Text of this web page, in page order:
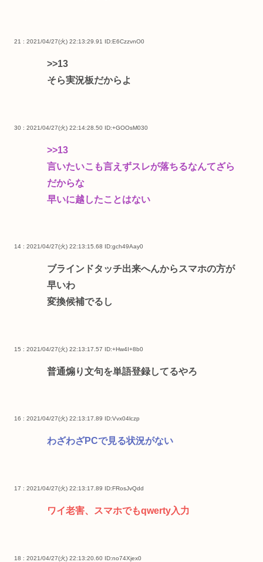
21 : 2021/04/27(火) 22:13:29.91 ID:E6CzzvnO0
>>13
そら実況板だからよ
30 : 2021/04/27(火) 22:14:28.50 ID:+GOOsM030
>>13
言いたいこも言えずスレが落ちるなんてざら
だからな
早いに越したことはない
14 : 2021/04/27(火) 22:13:15.68 ID:gch49Aay0
ブラインドタッチ出来へんからスマホの方が
早いわ
変換候補でるし
15 : 2021/04/27(火) 22:13:17.57 ID:+Hw4I+8b0
普通煽り文句を単語登録してるやろ
16 : 2021/04/27(火) 22:13:17.89 ID:Vvx04lczp
わざわざPCで見る状況がない
17 : 2021/04/27(火) 22:13:17.89 ID:FRosJvQdd
ワイ老害、スマホでもqwerty入力
18 : 2021/04/27(火) 22:13:20.60 ID:no74Xjex0